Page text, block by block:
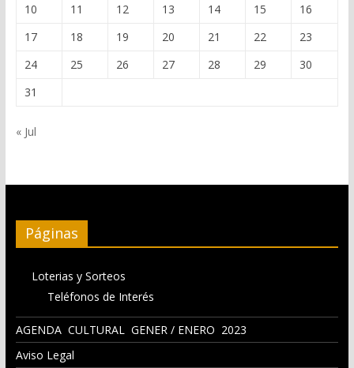
10
11 12 13 14 15
16
17
18 19 20 21 22
23
24
25 26 27 28 29
30
31
« Jul
Páginas
Loterias y Sorteos
Teléfonos de Interés
AGENDA CULTURAL GENER / ENERO 2023
Aviso Legal